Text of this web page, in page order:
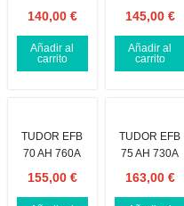
140,00 €
Añadir al
carrito
145,00 €
Añadir al
carrito
TUDOR EFB
70 AH 760A
155,00 €
TUDOR EFB
75 AH 730A
163,00 €